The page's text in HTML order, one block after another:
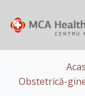
Obstetrică-